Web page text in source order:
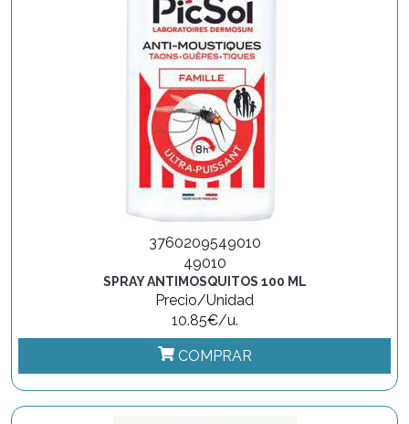
3760209549010
49010
SPRAY ANTIMOSQUITOS 100 ML
Precio/Unidad
10.85€/u.
COMPRAR